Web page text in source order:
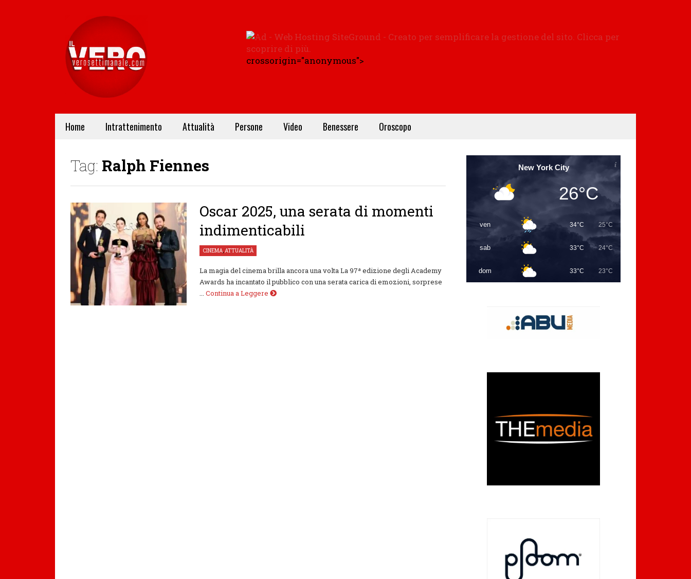
crossorigin="anonymous">
Home Intrattenimento Attualità Persone Video Benessere Oroscopo
Tag: Ralph Fiennes
Oscar 2025, una serata di momenti
indimenticabili
CINEMA,ATTUALITÀ
La magia del cinema brilla ancora una volta La 97ª edizione degli Academy
Awards ha incantato il pubblico con una serata carica di emozioni, sorprese
... Continua a Leggere
New York City
26°C
ven 34°C 25°C
sab 33°C 24°C
dom 33°C 23°C